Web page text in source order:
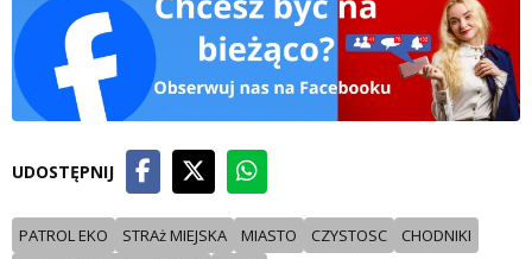
UDOSTĘPNIJ
PATROL EKO STRAż MIEJSKA MIASTO CZYSTOSC
CHODNIKI